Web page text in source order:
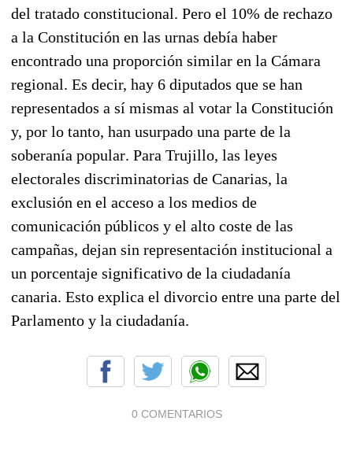
del tratado constitucional. Pero el 10% de rechazo
a la Constitución en las urnas debía haber
encontrado una proporción similar en la Cámara
regional. Es decir, hay 6 diputados que se han
representados a sí mismas al votar la Constitución
y, por lo tanto, han usurpado una parte de la
soberanía popular. Para Trujillo, las leyes
electorales discriminatorias de Canarias, la
exclusión en el acceso a los medios de
comunicación públicos y el alto coste de las
campañas, dejan sin representación institucional a
un porcentaje significativo de la ciudadanía
canaria. Esto explica el divorcio entre una parte del
Parlamento y la ciudadanía.
0 COMENTARIOS